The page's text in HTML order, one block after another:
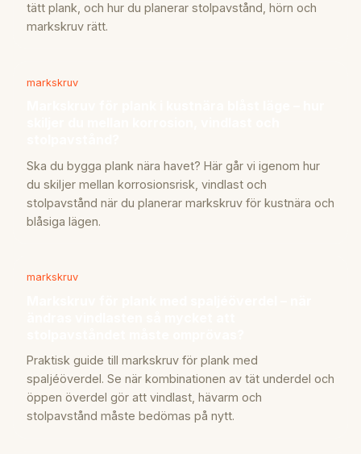
tätt plank, och hur du planerar stolpavstånd, hörn och
markskruv rätt.
markskruv
Ska du bygga plank nära havet? Här går vi igenom hur
du skiljer mellan korrosionsrisk, vindlast och
stolpavstånd när du planerar markskruv för kustnära och
blåsiga lägen.
markskruv
Praktisk guide till markskruv för plank med
spaljéöverdel. Se när kombinationen av tät underdel och
öppen överdel gör att vindlast, hävarm och
stolpavstånd måste bedömas på nytt.